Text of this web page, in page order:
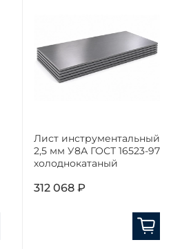
Лист инструментальный
2,5 мм У8А ГОСТ 16523-97
холоднокатаный
312 068 ₽